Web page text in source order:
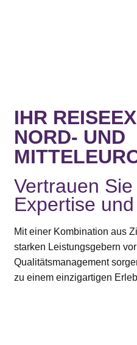
IHR
NORD- UND
Vertrauen
Expertise
Mit einer Kombination aus
starken Leistungsgebern
Qualitätsmanagement
zu einem einzigartigen